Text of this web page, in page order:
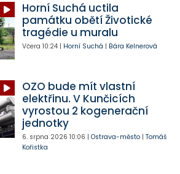
Horní Suchá uctila
památku obětí Životické
tragédie u muralu
Včera 10:24| Horní Suchá | Bára Kelnerová
OZO bude mít vlastní
elektřinu. V Kunčicích
vyrostou 2 kogenerační
jednotky
6. srpna 2026 10:06 | Ostrava-město| Tomáš
Kořistka